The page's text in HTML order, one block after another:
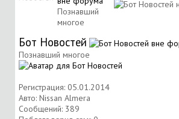
Познавший
многое
Бот Новостей
Познавший многое
Регистрация: 05.01.2014
Авто: Nissan Almera
Сообщений: 389